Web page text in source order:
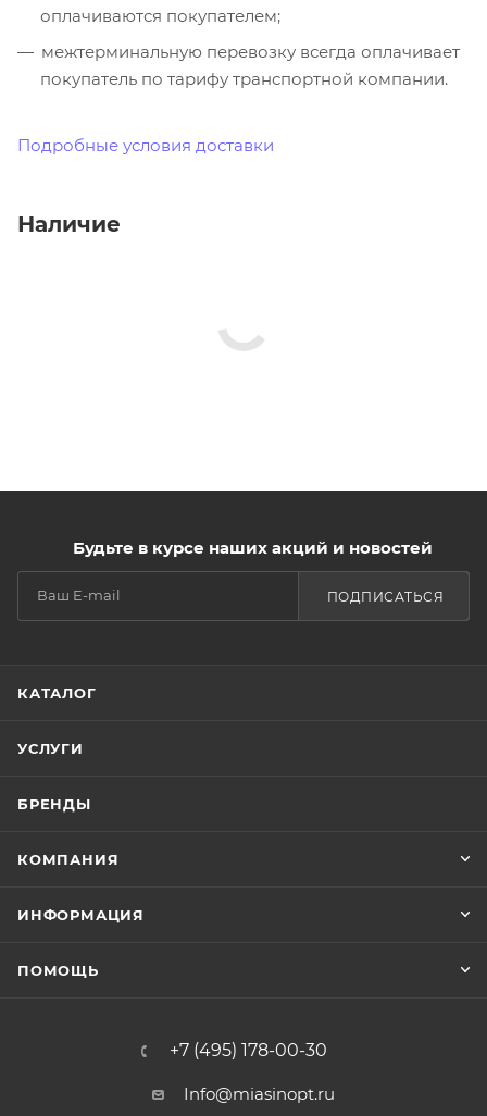
оплачиваются покупателем;
межтерминальную перевозку всегда оплачивает
покупатель по тарифу транспортной компании.
Подробные условия доставки
Наличие
Будьте в курсе наших акций и новостей
ПОДПИСАТЬСЯ
КАТАЛОГ
УСЛУГИ
БРЕНДЫ
КОМПАНИЯ
ИНФОРМАЦИЯ
ПОМОЩЬ
+7 (495) 178-00-30
Info@miasinopt.ru